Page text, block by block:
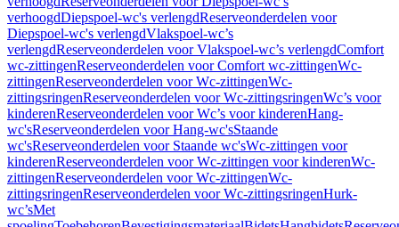
verhoogdDiepspoel-wc's verlengdReserveonderdelen voor
Diepspoel-wc's verlengdVlakspoel-wc’s
verlengdReserveonderdelen voor Vlakspoel-wc’s verlengdComfort
wc-zittingenReserveonderdelen voor Comfort wc-zittingenWc-
zittingenReserveonderdelen voor Wc-zittingenWc-
zittingsringenReserveonderdelen voor Wc-zittingsringenWc’s voor
kinderenReserveonderdelen voor Wc’s voor kinderenHang-
wc'sReserveonderdelen voor Hang-wc'sStaande
wc'sReserveonderdelen voor Staande wc'sWc-zittingen voor
kinderenReserveonderdelen voor Wc-zittingen voor kinderenWc-
zittingenReserveonderdelen voor Wc-zittingenWc-
zittingsringenReserveonderdelen voor Wc-zittingsringenHurk-
wc’sMet